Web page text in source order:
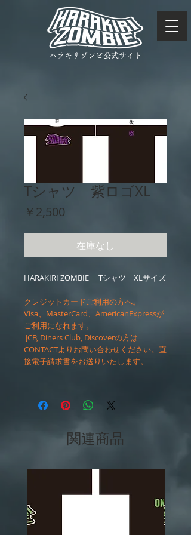
ハラキリゾンビ公式サイト
Tシャツ 紫ロゴXL
￥2,500
在庫なし
HARAKIRI ZOMBIE Tシャツ XLサイズ
クレジットカードご利用の方へ。
Visa、MasterCard、AmericanExpressが
ご利用になれます。
JCB, Diners Club, Discoverの方は
CONTACTよりお問い合わせください。直
接電子請求書をお送りいたします。
関連商品